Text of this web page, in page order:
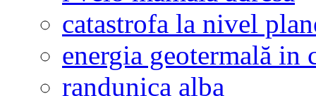
catastrofa la nivel
energia geotermală in
randunica alba